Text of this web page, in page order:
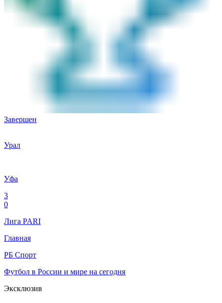
Завершен
Урал
Уфа
3
0
Лига PARI
Главная
РБ Спорт
Футбол в России и мире на сегодня
Эксклюзив